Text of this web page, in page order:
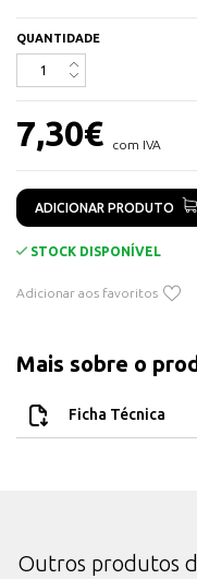
Pode ser utilizado em
média pressão.
QUANTIDADE
7,30€ com IVA
ADICIONAR PRODUTO
STOCK DISPONÍVEL
Adicionar aos favoritos
Mais sobre o
Ficha Técnica
Outros produtos